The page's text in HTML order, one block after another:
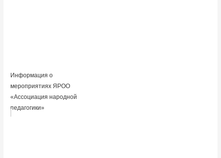
Информация о
мероприятиях ЯРОО
«Ассоциация народной
педагогики»